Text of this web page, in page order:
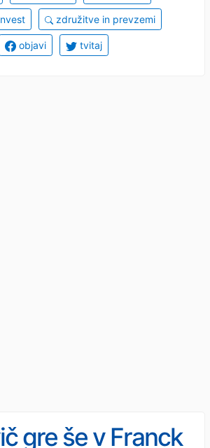
združitve in prevzemi
objavi tvitaj
gre še v Franck